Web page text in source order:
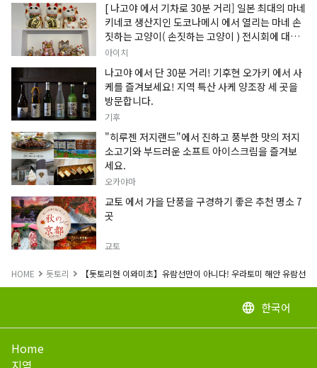
[ 나고야 에서 기차로 30분 거리] 일본 최대의 마네
키네코 생산지인 도코나메시 에서 열리는 마네 손
짓하는 고양이( 손짓하는 고양이 ) 전시회에 대한
정보입니다.
아이치
나고야 에서 단 30분 거리! 기후현 오가키 에서 사
케를 즐겨보세요! 지역 특산 사케 양조장 세 곳을
방문합니다.
기후
"히루젠 저지랜드"에서 진하고 풍부한 맛의 저지
소고기와 부드러운 소프트 아이스크림을 즐겨보
세요.
오카야마
교토 에서 가을 단풍을 구경하기 좋은 추천 명소 7
곳
교토
HOME 돗토리 【돗토리현 이와미초】유람선만이 아니다! 우라토미 해안 유람선
language 한국어
Home